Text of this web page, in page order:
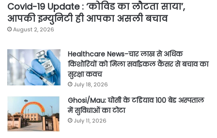
Covid-19 Update : ‘कोविड का लौटता साया’,
आपकी इम्युनिटी ही आपका असली बचाव
August 2, 2026
Healthcare News-चार लाख से अधिक
किशोरियों को मिला सर्वाइकल कैंसर से बचाव का
सुरक्षा कवच
July 18, 2026
Ghosi/Mau: घोसी के टडियाव 100 बेड अस्पताल
में सुविधाओं का टोटा
July 11, 2026